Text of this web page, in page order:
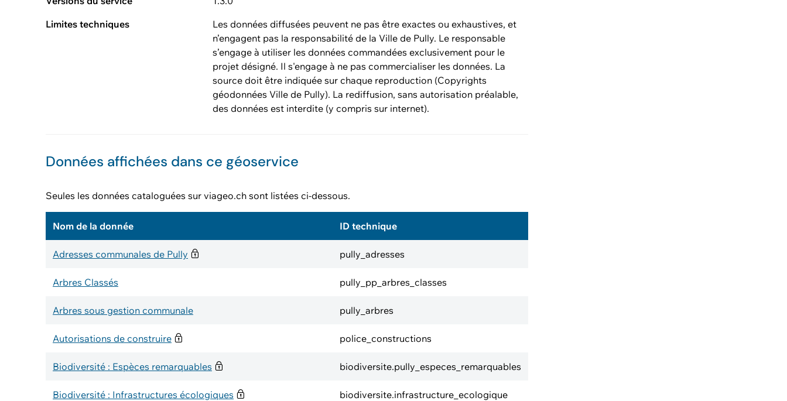
Limites techniques
Les données diffusées peuvent ne pas être exactes ou exhaustives, et
n’engagent pas la responsabilité de la Ville de Pully. Le responsable
s’engage à utiliser les données commandées exclusivement pour le
projet désigné. Il s'engage à ne pas commercialiser les données. La
source doit être indiquée sur chaque reproduction (Copyrights
géodonnées Ville de Pully). La rediffusion, sans autorisation préalable,
des données est interdite (y compris sur internet).
Données affichées dans ce géoservice
Seules les données cataloguées sur viageo.ch sont listées ci-dessous.
Nom de la donnée ID technique
Adresses communales de Pully pully_adresses
Arbres Classés pully_pp_arbres_classes
Arbres sous gestion communale pully_arbres
Autorisations de construire police_constructions
Biodiversité : Espèces remarquables biodiversite.pully_especes_remarquables
Biodiversité : Infrastructures écologiques biodiversite.infrastructure_ecologique